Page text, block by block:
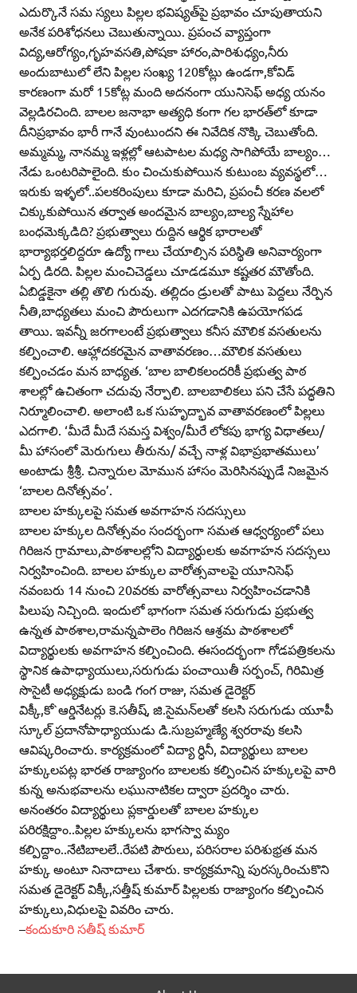
ఎదుర్కొనే సమ స్యలు పిల్లల భవిష్యత్‌పై ప్రభావం చూపుతాయని
అనేక పరిశోధనలు చెబుతున్నాయి. ప్రపంచ వ్యాప్తంగా
విద్య,ఆరోగ్యం,గృహవసతి,పోషకా హారం,పారిశుధ్యం,నీరు
అందుబాటులో లేని పిల్లల సంఖ్య 120కోట్లు ఉండగా,కోవిడ్‌
కారణంగా మరో 15కోట్ల మంది అదనంగా యునిసెఫ్‌ అధ్య యనం
వెల్లడిరచింది. బాలల జనాభా అత్యధి కంగా గల భారత్‌లో కూడా
దీనిప్రభావం భారీ గానే వుంటుందని ఈ నివేదిక నొక్కి చెబుతోంది.
అమ్మమ్మ, నానమ్మ ఇళ్లల్లో ఆటపాటల మధ్య సాగిపోయే బాల్యం…
నేడు ఒంటరిపాలైంది. కుం చించుకుపోయిన కుటుంబ వ్యవస్థలో…
ఇరుకు ఇళ్ళలో..పలకరింపులు కూడా మరిచి, ప్రపంచీ కరణ వలలో
చిక్కుకుపోయిన తర్వాత అందమైన బాల్యం,బాల్య స్నేహాల
బంధమెక్కడిది? ప్రభుత్వాలు రుద్దిన ఆర్థిక భారాలతో
భార్యాభర్తలిద్దరూ ఉద్యో గాలు చేయాల్సిన పరిస్థితి అనివార్యంగా
ఏర్ప డిరది. పిల్లల మంచిచెడ్డలు చూడడమూ కష్టతర మౌతోంది.
ఏబిడ్డకైనా తల్లి తొలి గురువు. తల్లిదం డ్రులతో పాటు పెద్దలు నేర్పిన
నీతి,బాధ్యతలు మంచి పౌరులుగా ఎదగడానికి ఉపయోగపడ
తాయి. ఇవన్నీ జరగాలంటే ప్రభుత్వాలు కనీస మౌలిక వసతులను
కల్పించాలి. ఆహ్లాదకరమైన వాతావరణం…మౌలిక వసతులు
కల్పించడం మన బాధ్యత. ‘బాల బాలికలందరికీ ప్రభుత్వ పాఠ
శాలల్లో ఉచితంగా చదువు నేర్పాలి. బాలబాలికలు పని చేసే పద్ధతిని
నిర్మూలించాలి. అలాంటి ఒక సుహృద్భావ వాతావరణంలో పిల్లలు
ఎదగాలి. ‘మీదే మీదే సమస్త విశ్వం/మీరే లోకపు భాగ్య విధాతలు/
మీ హాసంలో మెరుగులు తీరును/ వచ్చే నాళ్ల విభాప్రభాతములు’
అంటాడు శ్రీశ్రీ. చిన్నారుల మోమున హాసం మెరిసినప్పుడే నిజమైన
‘బాలల దినోత్సవం’.
బాలల హక్కులపై సమత అవగాహన సదస్సులు
బాలల హక్కుల దినోత్సవం సందర్భంగా సమత ఆధ్వర్యంలో పలు
గిరిజన గ్రామాలు,పాఠశాలల్లోని విద్యార్ధులకు అవగాహన సదస్సలు
నిర్వహించింది. బాలల హక్కుల వారోత్సవాలపై యూనిసెఫ్‌
నవంబరు 14 నుంచి 20వరకు వారోత్సవాలు నిర్వహించడానికి
పిలుపు నిచ్చింది. ఇందులో భాగంగా సమత సరుగుడు ప్రభుత్వ
ఉన్నత పాఠశాల,రామన్నపాలెం గిరిజన ఆశ్రమ పాఠశాలలో
విద్యార్థులకు అవగాహన కల్పించింది. ఈసందర్భంగా గోడపత్రికలను
స్థానిక ఉపాధ్యాయులు,సరుగుడు పంచాయితీ సర్పంచ్‌, గిరిమిత్ర
సొసైటీ అధ్యక్షుడు బండి గంగ రాజు, సమత డైరెక్టర్‌
విక్కీ,కో`ఆర్డినేటర్లు కె.సతీష్‌, జి.సైమన్‌లతో కలసి సరుగుడు యూపీ
స్కూల్‌ ప్రదానోపాధ్యాయుడు డి.సుబ్రహ్మణ్యే శ్వరరావు కలసి
ఆవిష్కరించారు. కార్యక్రమంలో విద్యా ర్ధినీ, విద్యార్థులు బాలల
హక్కులపట్ల భారత రాజ్యాంగం బాలలకు కల్పించిన హక్కులపై వారి
కున్న అనుభవాలను లఘునాటికల ద్వారా ప్రదర్శిం చారు.
అనంతరం విద్యార్థులు ప్లకార్డులతో బాలల హక్కుల
పరిరక్షిద్దాం..పిల్లల హక్కులను భాగస్వా మ్యం
కల్పిద్దాం..నేటిబాలలే..రేపటి పౌరులు, పరిసరాల పరిశుభ్రత మన
హక్కు అంటూ నినాదాలు చేశారు. కార్యక్రమాన్ని పురస్కరించుకొని
సమత డైరెక్టర్‌ విక్కీ,సత్తీష్‌ కుమార్‌ పిల్లలకు రాజ్యాంగం కల్పించిన
హక్కులు,విధులపై వివరిం చారు.
–కందుకూరి సతీష్‌ కుమార్‌